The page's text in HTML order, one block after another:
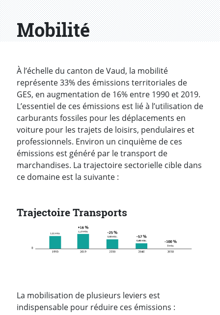
Mobilité
À l’échelle du canton de Vaud, la mobilité
représente 33% des émissions territoriales de
GES, en augmentation de 16% entre 1990 et 2019.
L’essentiel de ces émissions est lié à l’utilisation de
carburants fossiles pour les déplacements en
voiture pour les trajets de loisirs, pendulaires et
professionnels. Environ un cinquième de ces
émissions est généré par le transport de
marchandises. La trajectoire sectorielle cible dans
ce domaine est la suivante :
Trajectoire Transports
La mobilisation de plusieurs leviers est
indispensable pour réduire ces émissions :